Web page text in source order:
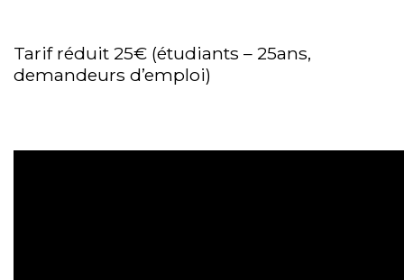
Tarif réduit 25€ (étudiants – 25ans,
demandeurs d’emploi)